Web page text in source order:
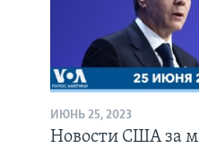
ИЮНЬ 25, 2023
Новости США за